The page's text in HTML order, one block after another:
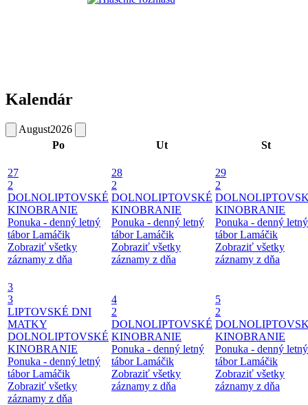
Kalendár
August2026
Po
Ut St
27
2
DOLNOLIPTOVSKÉ
KINOBRANIE
Ponuka - denný letný
tábor Lamáčik
Zobraziť všetky
záznamy z dňa
28
2
DOLNOLIPTOVSKÉ
KINOBRANIE
Ponuka - denný letný
tábor Lamáčik
Zobraziť všetky
záznamy z dňa
29
2
KINOBRANIE
Ponuka - denný letný
tábor Lamáčik
Zobraziť všetky
záznamy z dňa
3
3
LIPTOVSKÉ DNI
MATKY
DOLNOLIPTOVSKÉ
KINOBRANIE
Ponuka - denný letný
tábor Lamáčik
Zobraziť všetky
záznamy z dňa
4
2
DOLNOLIPTOVSKÉ
KINOBRANIE
Ponuka - denný letný
tábor Lamáčik
Zobraziť všetky
záznamy z dňa
5
2
KINOBRANIE
Ponuka - denný letný
tábor Lamáčik
Zobraziť všetky
záznamy z dňa